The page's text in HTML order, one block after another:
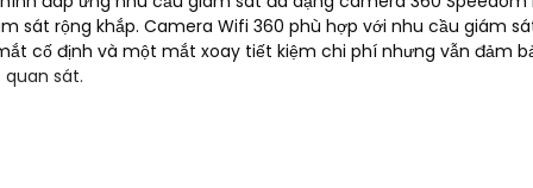
sát rộng khắp. Camera Wifi 360 phù hợp với nhu cầu giám
cố định và một mắt xoay tiết kiệm chi phí nhưng vẫn đảm
sát.